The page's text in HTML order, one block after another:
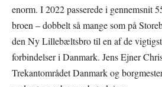
enorm. I 2022 passerede i gennemsnit
broen – dobbelt så mange som på
den Ny Lillebæltsbro til en af de
forbindelser i Danmark. Jens Ejner
Trekantområdet Danmark og